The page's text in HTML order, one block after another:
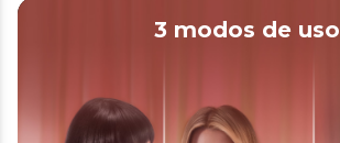
3 modos de uso